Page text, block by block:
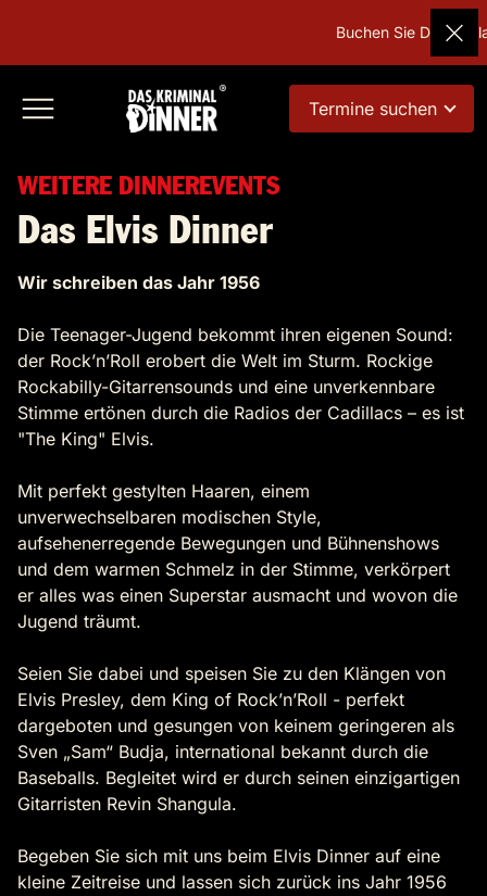
Buchen Sie
Termine suchen
WEITERE DINNEREVENTS
Das Elvis Dinner
Wir schreiben das Jahr 1956
Die Teenager-Jugend bekommt ihren eigenen Sound:
der Rock’n’Roll erobert die Welt im Sturm. Rockige
Rockabilly-Gitarrensounds und eine unverkennbare
Stimme ertönen durch die Radios der Cadillacs – es ist
"The King" Elvis.
Mit perfekt gestylten Haaren, einem
unverwechselbaren modischen Style,
aufsehenerregende Bewegungen und Bühnenshows
und dem warmen Schmelz in der Stimme, verkörpert
er alles was einen Superstar ausmacht und wovon die
Jugend träumt.
Seien Sie dabei und speisen Sie zu den Klängen von
Elvis Presley, dem King of Rock’n’Roll - perfekt
dargeboten und gesungen von keinem geringeren als
Sven „Sam“ Budja, international bekannt durch die
Baseballs. Begleitet wird er durch seinen einzigartigen
Gitarristen Revin Shangula.
Begeben Sie sich mit uns beim Elvis Dinner auf eine
kleine Zeitreise und lassen sich zurück ins Jahr 1956